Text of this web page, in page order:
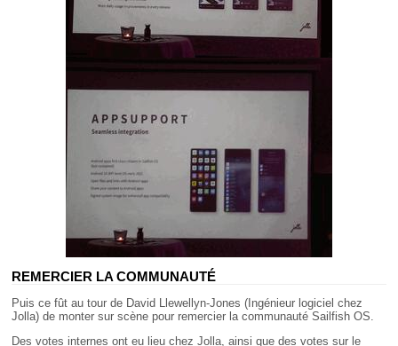
REMERCIER LA COMMUNAUTÉ
Puis ce fût au tour de David Llewellyn-Jones (Ingénieur logiciel chez
Jolla) de monter sur scène pour remercier la communauté Sailfish OS.
Des votes internes ont eu lieu chez Jolla, ainsi que des votes sur le